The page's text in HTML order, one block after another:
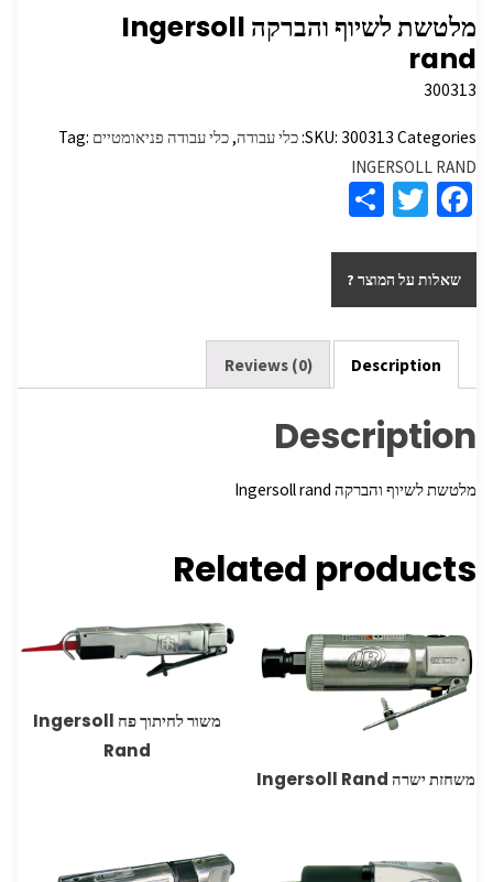
מלטשת לשיוף והברקה Ingersoll
rand
300313
SKU: 300313 Categories: כלי עבודה,כלי עבודה פניאומטיים Tag:
INGERSOLL RAND
Fa
b
o
o
k
T
tt
er
ar
e
שאלות על המוצר ?
Description
Reviews (0)
Description
מלטשת לשיוף והברקה Ingersoll rand
Related products
משחזת ישרה Ingersoll Rand
משור לחיתוך פח Ingersoll
Rand